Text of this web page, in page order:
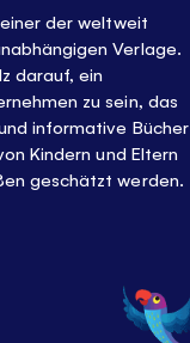
der weltweit
Verlage.
darauf, ein
zu sein, das
informative Bücher
Kindern und Eltern
geschätzt werden.